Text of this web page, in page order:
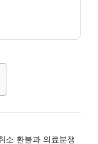
소 환불과 의료분쟁